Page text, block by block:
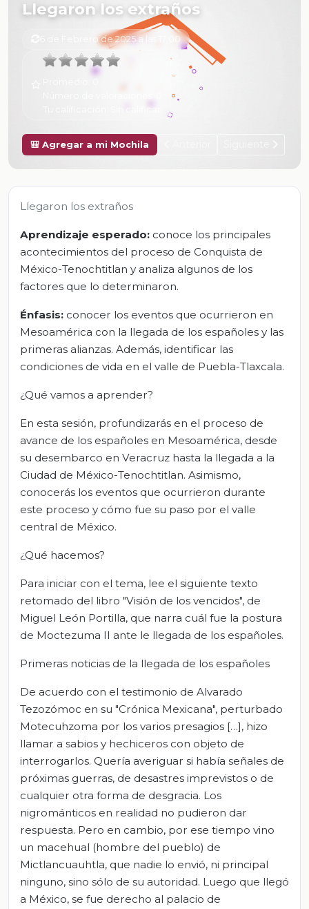
Llegaron los extraños
6 de Febrero de 2025 a las 17:00
Sin calificar
🎒 Agregar a mi Mochila
Llegaron los extraños
Aprendizaje esperado: conoce los principales
acontecimientos del proceso de Conquista de
México-Tenochtitlan y analiza algunos de los
factores que lo determinaron.
Énfasis: conocer los eventos que ocurrieron en
Mesoamérica con la llegada de los españoles y las
primeras alianzas. Además, identificar las
condiciones de vida en el valle de Puebla-Tlaxcala.
¿Qué vamos a aprender?
En esta sesión, profundizarás en el proceso de
avance de los españoles en Mesoamérica, desde
su desembarco en Veracruz hasta la llegada a la
Ciudad de México-Tenochtitlan. Asimismo,
conocerás los eventos que ocurrieron durante
este proceso y cómo fue su paso por el valle
central de México.
¿Qué hacemos?
Para iniciar con el tema, lee el siguiente texto
retomado del libro "Visión de los vencidos", de
Miguel León Portilla, que narra cuál fue la postura
de Moctezuma II ante le llegada de los españoles.
Primeras noticias de la llegada de los españoles
De acuerdo con el testimonio de Alvarado
Tezozómoc en su "Crónica Mexicana", perturbado
Motecuhzoma por los varios presagios […], hizo
llamar a sabios y hechiceros con objeto de
interrogarlos. Quería averiguar si había señales de
próximas guerras, de desastres imprevistos o de
cualquier otra forma de desgracia. Los
nigrománticos en realidad no pudieron dar
respuesta. Pero en cambio, por ese tiempo vino
un macehual (hombre del pueblo) de
Mictlancuauhtla, que nadie lo envió, ni principal
ninguno, sino sólo de su autoridad. Luego que llegó
a México, se fue derecho al palacio de